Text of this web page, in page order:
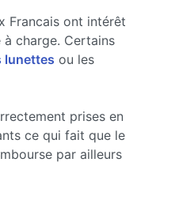
Francais ont intérêt
charge. Certains
lunettes ou les
prises en
ce qui fait que le
par ailleurs